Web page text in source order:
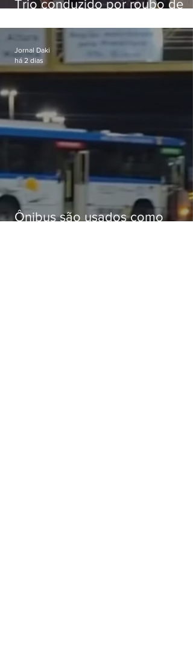
Trio conduzido por roubo de
passagens
Ônibus são usados como
Jornal Daki
há 2 dias